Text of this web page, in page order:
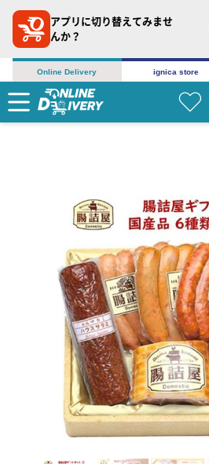
アプリに切り替えてみませ
んか？
Online Delivery ignica store